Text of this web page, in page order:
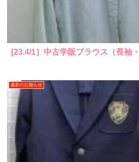
[23.4/1］中古学販ブラウス（長袖
最新のお知らせ